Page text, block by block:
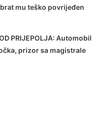
mu teško povrijeđen
PRIJEPOLJA: Automobil
prizor sa magistrale